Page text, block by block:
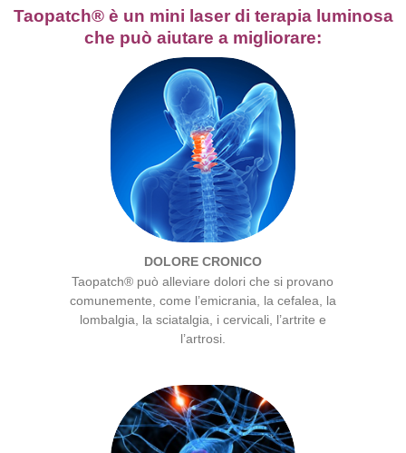
Taopatch® è un mini laser di terapia luminosa
che può aiutare a migliorare:
DOLORE CRONICO
Taopatch® può alleviare dolori che si provano
comunemente, come l’emicrania, la cefalea, la
lombalgia, la sciatalgia, i cervicali, l’artrite e
l’artrosi.